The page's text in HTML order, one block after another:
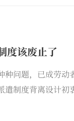
度该废止了
问题，已成劳动
制度背离设计初